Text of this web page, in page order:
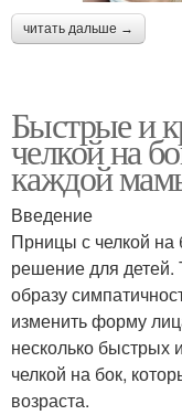
читать дальше →
Быстрые и
челкой на
каждой
Введение
Прницы с челкой на
решение для детей.
образу
изменить форму
несколько быстрых
челкой на бок,
возраста.